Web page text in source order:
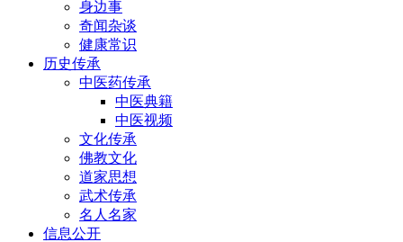
身边事
奇闻杂谈
健康常识
历史传承
中医药传承
中医典籍
中医视频
文化传承
佛教文化
道家思想
武术传承
名人名家
信息公开